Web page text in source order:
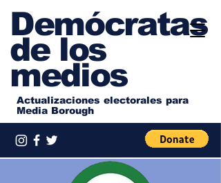
Demócratas
de los
medios
Actualizaciones electorales para
Media Borough